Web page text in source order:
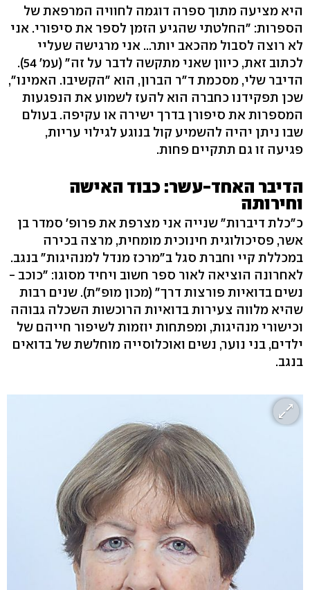
היא מציעה מתוך ספרה דוגמה לחוויה המרפאת של
הספרות: "החלטתי שהגיע הזמן לספר את סיפורי. אני
לא רוצה לסבול מהכאב יותר... אני מרגישה שעליי
לכתוב זאת, כיוון שאני מתקשה לדבר על זה" (עמ' 54).
הדיבר שלי, מסכמת ד"ר הברון, הוא "הקשיבו. האמינו",
שכן תפקידנו כחברה הוא להעז לשמוע את הנפגעות
המספרות את סיפורן בדרך ישירה או עקיפה. בעולם
שבו ניתן יהיה להשמיע קול בנוגע לגילוי עריות,
פגיעה זו גם תתקיים פחות.
הדיבר האחד-עשר: כבוד האישה
וחירותה
כ"כלת דיברות" שנייה אני מצרפת את פרופ' סמדר בן
אשר, פסיכולוגית חינוכית מומחית, מרצה בכירה
במכללת קיי וחברת סגל ב"מרכז מנדל למנהיגות" בנגב.
לאחרונה הוציאה לאור ספר חשוב ויחיד מסוגו: "כוכב -
נשים בדואיות פורצות דרך" (מכון מופ"ת). שנים רבות
שהיא מלווה צעירות בדואיות הרוכשות השכלה גבוהה
וכישורי מנהיגות, ומפתחות יוזמות לשיפור חייהם של
ילדים, בני נוער, נשים ואוכלוסייה מוחלשת של בדואים
בנגב.